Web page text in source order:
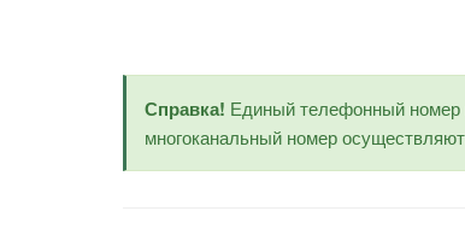
Справка! Единый телефонный номер
многоканальный номер